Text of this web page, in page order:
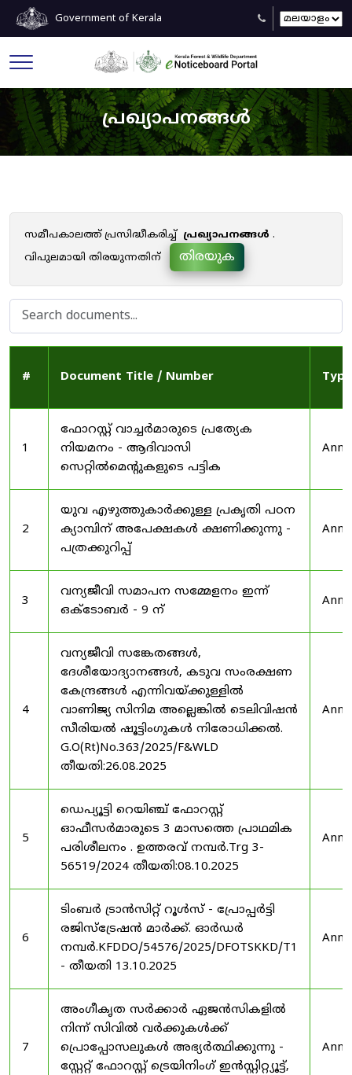
Government of Kerala
പ്രഖ്യാപനങ്ങൾ
സമീപകാലത്ത് പ്രസിദ്ധീകരിച്ച് പ്രഖ്യാപനങ്ങൾ .
വിപുലമായി തിരയുന്നതിന്
തിരയുക
# Document Title / Number Type
1
ഫോറസ്റ്റ് വാച്ചർമാരുടെ പ്രത്യേക
നിയമനം - ആദിവാസി
സെറ്റിൽമെന്റുകളുടെ പട്ടിക
2
യുവ എഴുത്തുകാർക്കുള്ള പ്രകൃതി പഠന
ക്യാമ്പിന് അപേക്ഷകൾ ക്ഷണിക്കുന്നു -
പത്രക്കുറിപ്പ്
3
വന്യജീവി സമാപന സമ്മേളനം ഇന്ന്
ഒക്ടോബർ - 9 ന്
4
വന്യജീവി സങ്കേതങ്ങൾ,
ദേശീയോദ്യാനങ്ങൾ, കടുവ സംരക്ഷണ
കേന്ദ്രങ്ങൾ എന്നിവയ്ക്കുള്ളിൽ
വാണിജ്യ സിനിമ അല്ലെങ്കിൽ ടെലിവിഷൻ
സീരിയൽ ഷൂട്ടിംഗുകൾ നിരോധിക്കൽ.
G.O(Rt)No.363/2025/F&WLD
തീയതി:26.08.2025
5
ഡെപ്യൂട്ടി റെയിഞ്ച് ഫോറസ്റ്റ്
ഓഫീസർമാരുടെ 3 മാസത്തെ പ്രാഥമിക
പരിശീലനം . ഉത്തരവ് നമ്പർ.Trg 3-
56519/2024 തീയതി:08.10.2025
6
ടിംബർ ട്രാൻസിറ്റ് റൂൾസ് - പ്രോപ്പർട്ടി
രജിസ്ട്രേഷൻ മാർക്ക്. ഓർഡർ
നമ്പർ.KFDDO/54576/2025/DFOTSKKD/T1
- തീയതി 13.10.2025
7
അംഗീകൃത സർക്കാർ ഏജൻസികളിൽ
നിന്ന് സിവിൽ വർക്കുകൾക്ക്
പ്രൊപ്പോസലുകൾ അഭ്യർത്ഥിക്കുന്നു -
സ്റ്റേറ്റ് ഫോറസ്റ്റ് ട്രെയിനിംഗ് ഇൻസ്റ്റിറ്റ്യൂട്ട്,